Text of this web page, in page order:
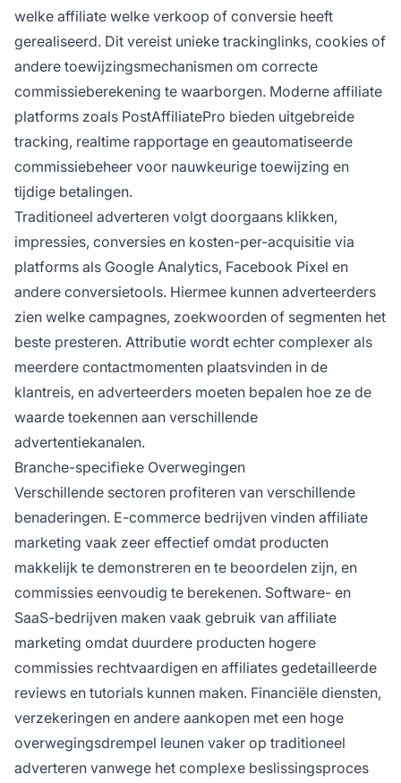
welke affiliate welke verkoop of conversie heeft
gerealiseerd. Dit vereist unieke trackinglinks, cookies of
andere toewijzingsmechanismen om correcte
commissieberekening te waarborgen. Moderne affiliate
platforms zoals PostAffiliatePro bieden uitgebreide
tracking, realtime rapportage en geautomatiseerde
commissiebeheer voor nauwkeurige toewijzing en
tijdige betalingen.
Traditioneel adverteren volgt doorgaans klikken,
impressies, conversies en kosten-per-acquisitie via
platforms als Google Analytics, Facebook Pixel en
andere conversietools. Hiermee kunnen adverteerders
zien welke campagnes, zoekwoorden of segmenten het
beste presteren. Attributie wordt echter complexer als
meerdere contactmomenten plaatsvinden in de
klantreis, en adverteerders moeten bepalen hoe ze de
waarde toekennen aan verschillende
advertentiekanalen.
Branche-specifieke Overwegingen
Verschillende sectoren profiteren van verschillende
benaderingen. E-commerce bedrijven vinden affiliate
marketing vaak zeer effectief omdat producten
makkelijk te demonstreren en te beoordelen zijn, en
commissies eenvoudig te berekenen. Software- en
SaaS-bedrijven maken vaak gebruik van affiliate
marketing omdat duurdere producten hogere
commissies rechtvaardigen en affiliates gedetailleerde
reviews en tutorials kunnen maken. Financiële diensten,
verzekeringen en andere aankopen met een hoge
overwegingsdrempel leunen vaker op traditioneel
adverteren vanwege het complexe beslissingsproces